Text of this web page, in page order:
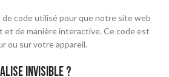
code utilisé pour que notre site web
de manière interactive. Ce code est
ou sur votre appareil.
invisible ?